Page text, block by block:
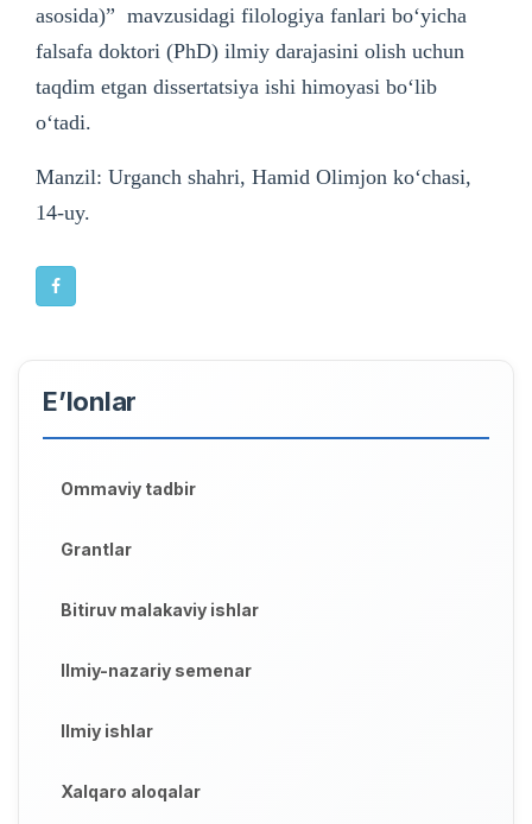
asosida)” mavzusidagi filologiya fanlari bo‘yicha
falsafa doktori (PhD) ilmiy darajasini olish uchun
taqdim etgan dissertatsiya ishi himoyasi bo‘lib
o‘tadi.
Manzil: Urganch shahri, Hamid Olimjon ko‘chasi,
14-uy.
E’lonlar
Ommaviy tadbir
Grantlar
Bitiruv malakaviy ishlar
Ilmiy-nazariy semenar
Ilmiy ishlar
Xalqaro aloqalar